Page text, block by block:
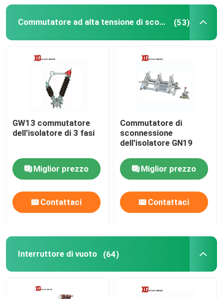
Commutatore di rottura di carico dell'aria
Commutatore di rottura di carico SF6
Apparecchiatura elettrica di comando di distribuzione
Commutatore ad alta tensione di sconnessione
Interruttore di vuoto
Interruttore SF6
Trasformatore corrente di CT
Contatore di CT pinta
Relé di massima dell'ossido di zinco
Commutatore ad alta tensione di sconnessione (53)
GW13 commutatore
dell'isolatore di 3 fasi
Miglior prezzo
Contattaci
Commutatore di
sconnessione
dell'isolatore GN19
Miglior prezzo
Contattaci
Interruttore di vuoto (64)